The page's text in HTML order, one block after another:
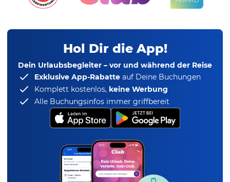
Hol Dir die App!
Dein Urlaubsbegleiter – vor und während der Reise
Exklusive App-Rabatte auf Deine Buchungen
Komplett kostenlos, keine Werbung
Alle Buchungsinfos immer griffbereit